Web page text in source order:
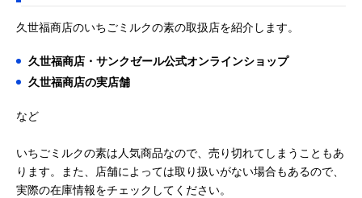
久世福商店のいちごミルクの素の取扱店を紹介します。
久世福商店・サンクゼール公式オンラインショップ
久世福商店の実店舗
など
いちごミルクの素は人気商品なので、売り切れてしまうこともあ
ります。また、店舗によっては取り扱いがない場合もあるので、
実際の在庫情報をチェックしてください。